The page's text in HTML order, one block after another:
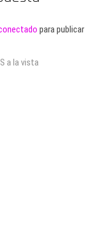
para
a la vista